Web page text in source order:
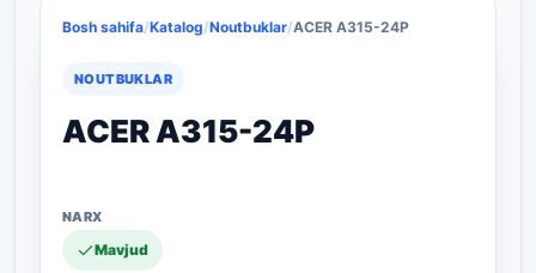
Bosh sahifa/Katalog/Noutbuklar/ACER A315-24P
NOUTBUKLAR
ACER A315-24P
Mavjud